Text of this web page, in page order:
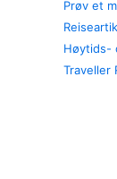
Prøv et
Høytids-
Traveller